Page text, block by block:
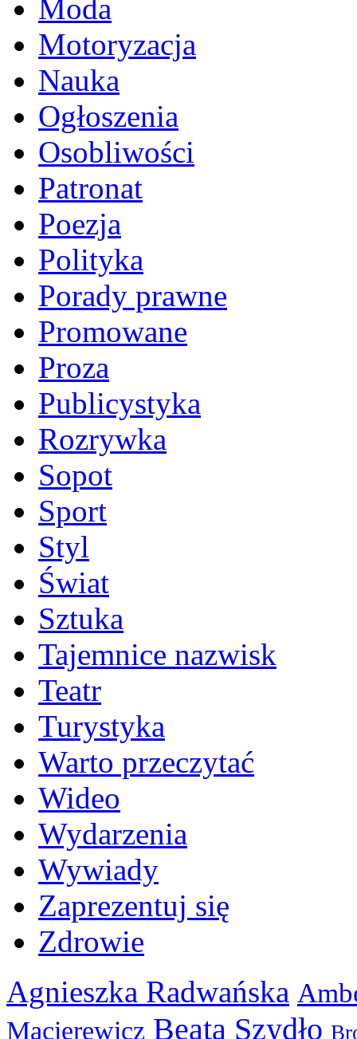
Moda
Motoryzacja
Nauka
Ogłoszenia
Osobliwości
Patronat
Poezja
Polityka
Porady prawne
Promowane
Proza
Publicystyka
Rozrywka
Sopot
Sport
Styl
Świat
Sztuka
Tajemnice nazwisk
Teatr
Turystyka
Warto przeczytać
Wideo
Wydarzenia
Wywiady
Zaprezentuj się
Zdrowie
Agnieszka Radwańska
Macierewicz Beata Szydło